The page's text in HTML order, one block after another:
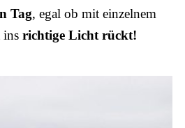
Tag, egal ob mit einzelnem
ins richtige Licht rückt!